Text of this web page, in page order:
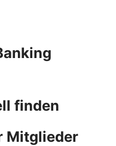
finden
Mitglieder